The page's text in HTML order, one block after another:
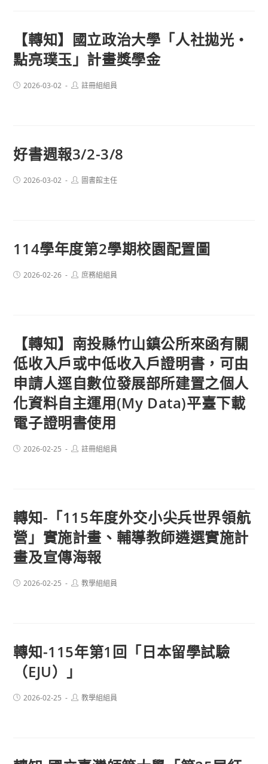
【轉知】國立政治大學「人社拋光・
點亮璞玉」計畫獎學金
Post2026-03-02
Post註冊組組員
好書週報3/2-3/8
Post2026-03-02
Post圖書館主任
114學年度第2學期校園配置圖
Post2026-02-26
Post庶務組組員
【轉知】南投縣竹山鎮公所來函有關
低收入戶或中低收入戶證明書，可由
申請人逕自數位發展部所建置之個人
化資料自主運用(My Data)平臺下載
電子證明書使用
Post2026-02-25
Post註冊組組員
轉知-「115年度外交小尖兵世界領航
營」實施計畫、輔導教師遴選實施計
畫及宣傳海報
Post2026-02-25
Post教學組組員
轉知-115年第1回「日本留學試驗
（EJU）」
Post2026-02-25
Post教學組組員